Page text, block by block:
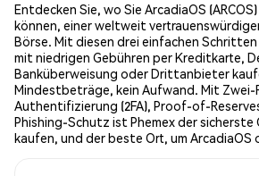
Entdecken Sie, wo Sie ArcadiaOS
können, einer weltweit
Börse. Mit diesen drei einfachen Schritten
mit niedrigen Gebühren per Kreditkarte,
Banküberweisung oder Drittanbieter
Mindestbeträge, kein Aufwand. Mit Zwei-
Authentifizierung (2FA), Proof-of-
Phishing-Schutz ist Phemex der sicherste
kaufen, und der beste Ort, um ArcadiaOS